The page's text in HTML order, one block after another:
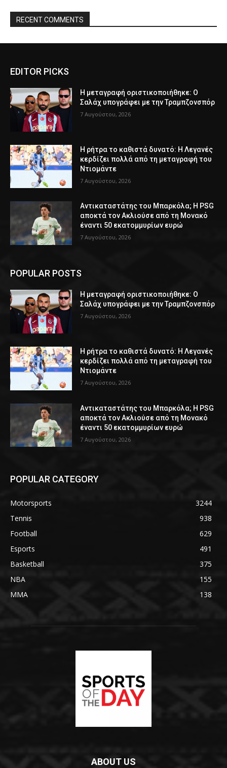
RECENT COMMENTS
EDITOR PICKS
Η μεταγραφή οριστικοποιήθηκε: Ο
Σαλάχ υπογράφει με την Τραμπζονσπόρ
7 Αυγούστου, 2026
Η ρήτρα το καθιστά δυνατό: Η Λεγανές
κερδίζει πολλά από τη μεταγραφή του
Ντιομάντε
7 Αυγούστου, 2026
Αντικαταστάτης του Μπαρκόλα; Η PSG
αποκτά τον Ακλιούσε από τη Μονακό
έναντι 50 εκατομμυρίων ευρώ
7 Αυγούστου, 2026
POPULAR POSTS
Η μεταγραφή οριστικοποιήθηκε: Ο
Σαλάχ υπογράφει με την Τραμπζονσπόρ
7 Αυγούστου, 2026
Η ρήτρα το καθιστά δυνατό: Η Λεγανές
κερδίζει πολλά από τη μεταγραφή του
Ντιομάντε
7 Αυγούστου, 2026
Αντικαταστάτης του Μπαρκόλα; Η PSG
αποκτά τον Ακλιούσε από τη Μονακό
έναντι 50 εκατομμυρίων ευρώ
7 Αυγούστου, 2026
POPULAR CATEGORY
Motorsports
3244
Tennis
938
Football
629
Esports
491
Basketball
375
NBA
155
MMA
138
ABOUT US